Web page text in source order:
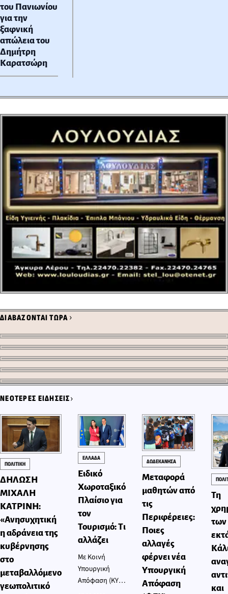
του Πανιωνίου
για την
ξαφνική
απώλεια του
Δημήτρη
Καρατσώρη
ΔΙΑΒΑΖΟΝΤΑΙ ΤΩΡΑ ›
0
0
0
0
0
ΝΕΟΤΕΡΕΣ ΕΙΔΗΣΕΙΣ›
ΠΟΛΙΤΙΚΗ
ΔΗΛΩΣΗ
ΜΙΧΑΛΗ
ΚΑΤΡΙΝΗ:
«Ανησυχητική
η αδράνεια της
κυβέρνησης
στο
μεταβαλλόμενο
γεωπολιτικό
ΕΛΛΑΔΑ
Ειδικό
Χωροταξικό
Πλαίσιο για
τον
Τουρισμό: Τι
αλλάζει
Με Κοινή
Υπουργική
Απόφαση (ΚΥΑ)
ΔΩΔΕΚΑΝΗΣΑ
Mεταφορά
μαθητών από
τις
Περιφέρειες:
Ποιες
αλλαγές
φέρνει νέα
Υπουργική
Απόφαση
Τη
των
και